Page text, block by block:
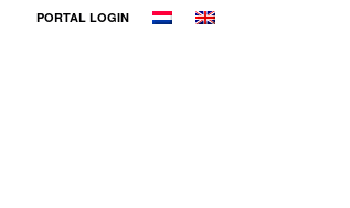
PORTAL LOGIN